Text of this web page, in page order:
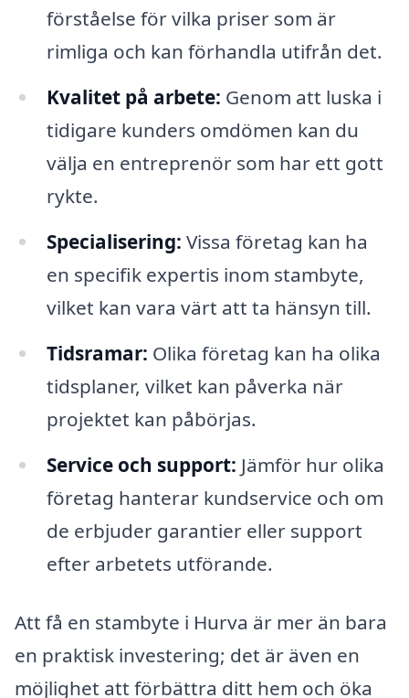
förståelse för vilka priser som är
rimliga och kan förhandla utifrån det.
Kvalitet på arbete: Genom att luska i
tidigare kunders omdömen kan du
välja en entreprenör som har ett gott
rykte.
Specialisering: Vissa företag kan ha
en specifik expertis inom stambyte,
vilket kan vara värt att ta hänsyn till.
Tidsramar: Olika företag kan ha olika
tidsplaner, vilket kan påverka när
projektet kan påbörjas.
Service och support: Jämför hur olika
företag hanterar kundservice och om
de erbjuder garantier eller support
efter arbetets utförande.
Att få en stambyte i Hurva är mer än bara
en praktisk investering; det är även en
möjlighet att förbättra ditt hem och öka